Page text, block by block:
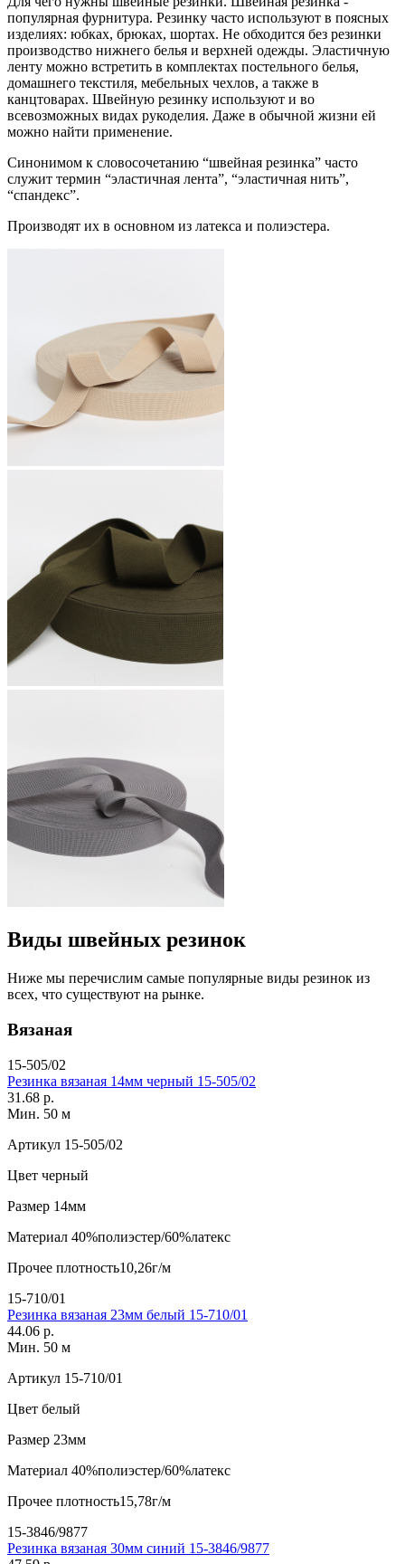
популярная фурнитура. Резинку часто используют в поясных
изделиях: юбках, брюках, шортах. Не обходится без резинки
производство нижнего белья и верхней одежды. Эластичную
ленту можно встретить в комплектах постельного белья,
домашнего текстиля, мебельных чехлов, а также в
канцтоварах. Швейную резинку используют и во
всевозможных видах рукоделия. Даже в обычной жизни ей
можно найти применение.
Синонимом к словосочетанию “швейная резинка” часто
служит термин “эластичная лента”, “эластичная нить”,
“спандекс”.
Производят их в основном из латекса и полиэстера.
Виды швейных резинок
Ниже мы перечислим самые популярные виды резинок из
всех, что существуют на рынке.
Вязаная
15-505/02
Резинка вязаная 14мм черный 15-505/02
31.68 р.
Мин. 50 м
Артикул 15-505/02
Цвет черный
Размер 14мм
Материал 40%полиэстер/60%латекс
Прочее плотность10,26г/м
15-710/01
Резинка вязаная 23мм белый 15-710/01
44.06 р.
Мин. 50 м
Артикул 15-710/01
Цвет белый
Размер 23мм
Материал 40%полиэстер/60%латекс
Прочее плотность15,78г/м
15-3846/9877
Резинка вязаная 30мм синий 15-3846/9877